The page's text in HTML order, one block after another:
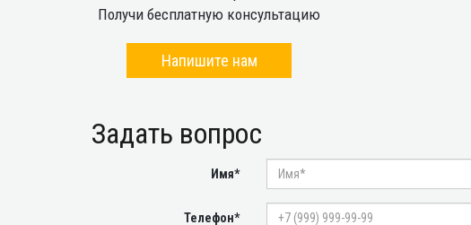
Получи бесплатную консультацию
Напишите нам
Задать вопрос
Имя*
Телефон*